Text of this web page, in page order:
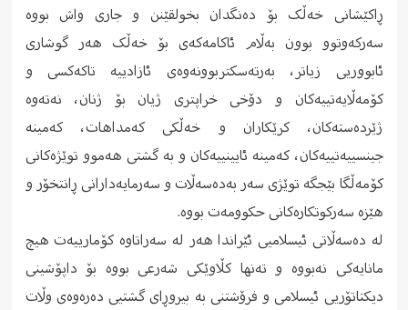
ڕاکێشانی خەڵک بۆ دەنگدان بخولقێنن و جاری واش بووە
سەرکەوتوو بوون بەڵام ئاکامەکەی بۆ خەڵک هەر گوشاری
ئابووریی زیاتر، بەرتەسکتربوونەوەی ئازادییە تاکەکسی و
کۆمەڵایەتییەکان و دۆخی خراپتری ژیان بۆ ژنان، نەتەوە
ژێردەستەکان، کرێکاران و خەڵکی کەمداهات، کەمینە
جینسییەتییەکان، کەمینە ئایینییەکان و بە گشتی هەموو توێژەکانی
کۆمەڵگا بێجگە توێژی سەر بەدەسەڵات و سەرمایەدارانی ڕانتخۆر و
هێزە سەرکوتکارەکانی حکوومەت بووە.
لە دەسەڵاتی ئیسلامیی ئێراندا هەر لە سەراتاوە کۆمارییەت هیچ
مانایەکی نەبووە و تەنها کڵاوێکی شەرعی بووە بۆ داپۆشینی
دیکتاتۆریی ئیسلامی و فرۆشتنی بە بیروڕای گشتیی دەرەوەی وڵات